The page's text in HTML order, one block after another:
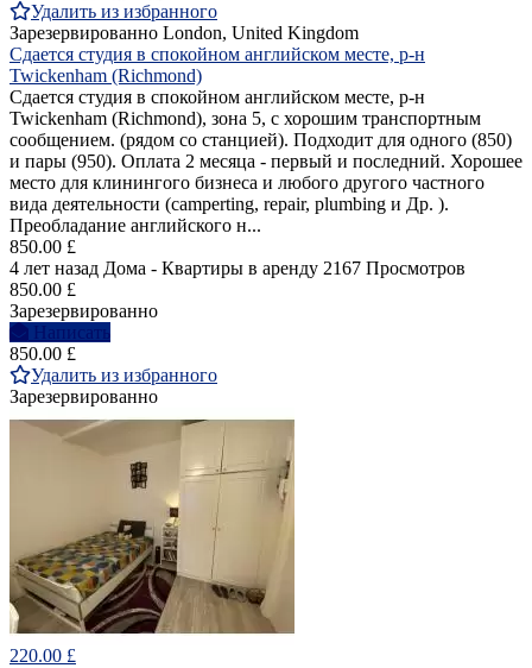
Удалить из избранного
Зарезервированно London, United Kingdom
Сдается студия в спокойном английском месте, р-н
Twickenham (Richmond)
Сдается студия в спокойном английском месте, р-н
Twickenham (Richmond), зона 5, с хорошим транспортным
сообщением. (рядом со станцией). Подходит для одного (850)
и пары (950). Оплата 2 месяца - первый и последний. Хорошее
место для клинингого бизнеса и любого другого частного
вида деятельности (camperting, repair, plumbing и Др. ).
Преобладание английского н...
850.00 £
4 лет назад Дома - Квартиры в аренду 2167 Просмотров
850.00 £
Зарезервированно
Написать
850.00 £
Удалить из избранного
Зарезервированно
220.00 £